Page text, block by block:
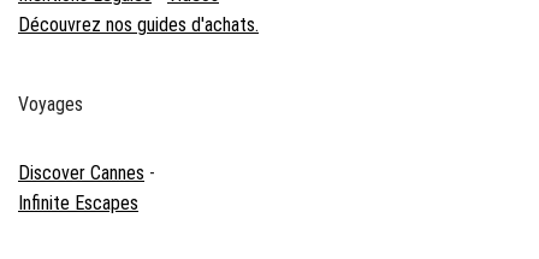
Découvrez nos guides d'achats.
Voyages
Discover Cannes -
Infinite Escapes